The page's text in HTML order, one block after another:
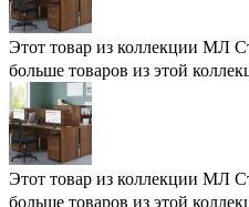
Этот товар из коллекции МЛ
больше товаров из этой
Этот товар из коллекции МЛ
больше товаров из этой